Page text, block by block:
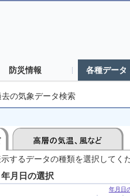
防災情報 各種データ
去の気象データ検索
するデータの種類を選択してくだ
年月日の選択
年月日